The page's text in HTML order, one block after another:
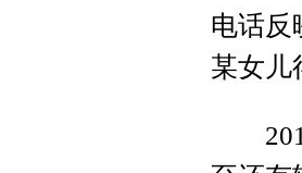
电话反
某女儿
2013